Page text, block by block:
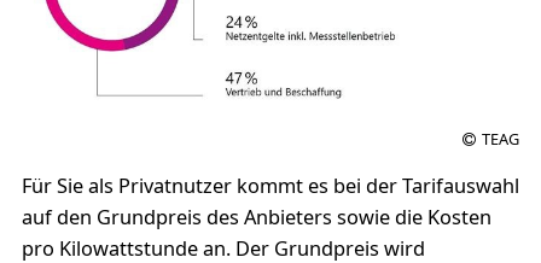
TEAG
Für Sie als Privatnutzer kommt es bei der Tarifauswahl
auf den Grundpreis des Anbieters sowie die Kosten
pro Kilowattstunde an. Der Grundpreis wird